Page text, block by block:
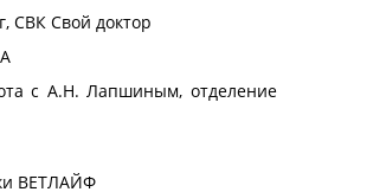
СВК Свой доктор
с А.Н. Лапшиным, отделение
ВЕТЛАЙФ